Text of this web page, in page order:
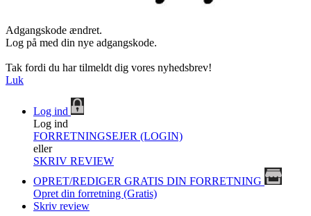
Adgangskode ændret.
Log på med din nye adgangskode.
Tak fordi du har tilmeldt dig vores nyhedsbrev!
Luk
Log ind
Log ind
FORRETNINGSEJER (LOGIN)
eller
SKRIV REVIEW
OPRET/REDIGER GRATIS DIN FORRETNING
Opret din forretning (Gratis)
Skriv review